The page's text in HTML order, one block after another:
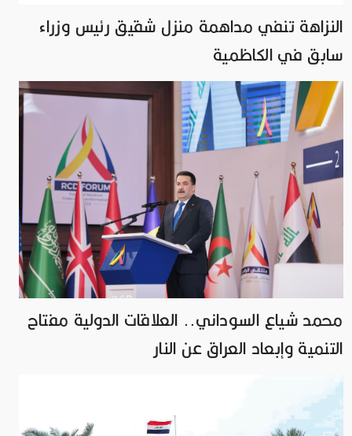
النزاهة تنفي مداهمة منزل شقيق رئيس وزراء
سابق في الكاظمية
محمد شياع السوداني.. العلاقات الدولية مفتاح
التنمية وإبعاد العراق عن النار